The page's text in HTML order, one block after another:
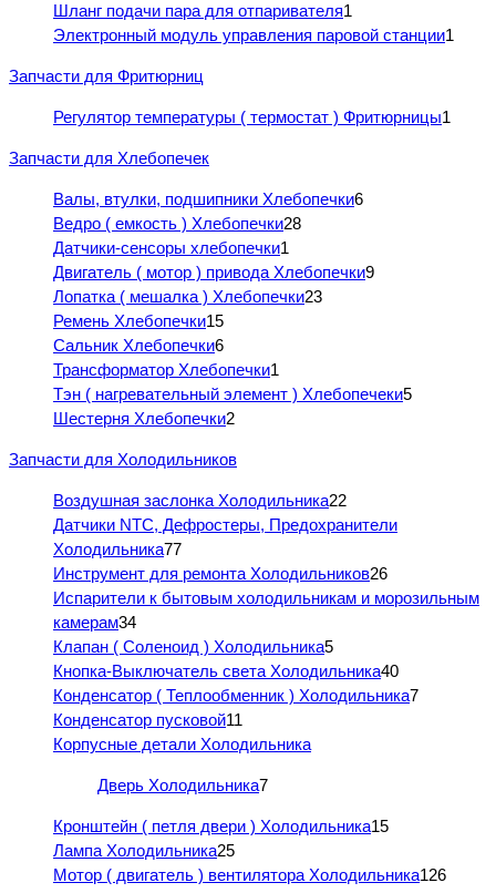
Шланг подачи пара для отпаривателя1
Электронный модуль управления паровой станции1
Запчасти для Фритюрниц
Регулятор температуры ( термостат ) Фритюрницы1
Запчасти для Хлебопечек
Валы, втулки, подшипники Хлебопечки6
Ведро ( емкость ) Хлебопечки28
Датчики-сенсоры хлебопечки1
Двигатель ( мотор ) привода Хлебопечки9
Лопатка ( мешалка ) Хлебопечки23
Ремень Хлебопечки15
Сальник Хлебопечки6
Трансформатор Хлебопечки1
Тэн ( нагревательный элемент ) Хлебопечеки5
Шестерня Хлебопечки2
Запчасти для Холодильников
Воздушная заслонка Холодильника22
Датчики NTC, Дефростеры, Предохранители
Холодильника77
Инструмент для ремонта Холодильников26
Испарители к бытовым холодильникам и морозильным
камерам34
Клапан ( Соленоид ) Холодильника5
Кнопка-Выключатель света Холодильника40
Конденсатор ( Теплообменник ) Холодильника7
Конденсатор пусковой11
Корпусные детали Холодильника
Дверь Холодильника7
Кронштейн ( петля двери ) Холодильника15
Лампа Холодильника25
Мотор ( двигатель ) вентилятора Холодильника126